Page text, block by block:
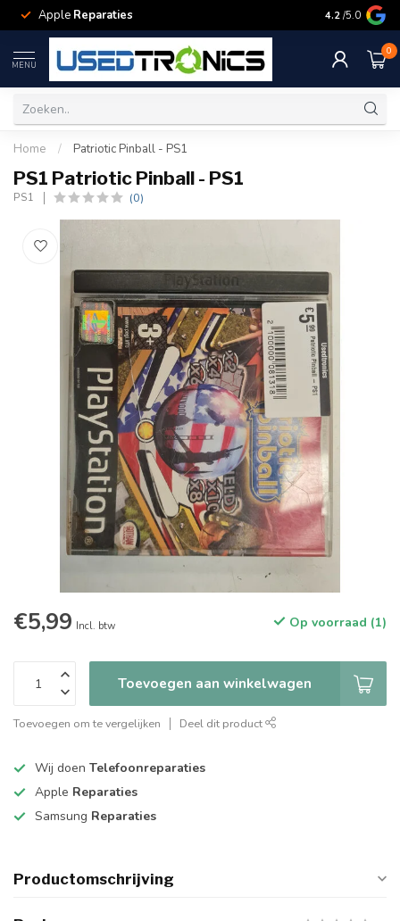
Apple Reparaties Samsung
4.2 /5.0
MENU
0
Home / Patriotic Pinball - PS1
PS1 Patriotic Pinball - PS1
PS1 (0)
€5,99 Incl. btw Op voorraad (1)
Toevoegen aan winkelwagen
Toevoegen om te vergelijken Deel dit product
Wij doen Telefoonreparaties
Apple Reparaties
Samsung Reparaties
Productomschrijving